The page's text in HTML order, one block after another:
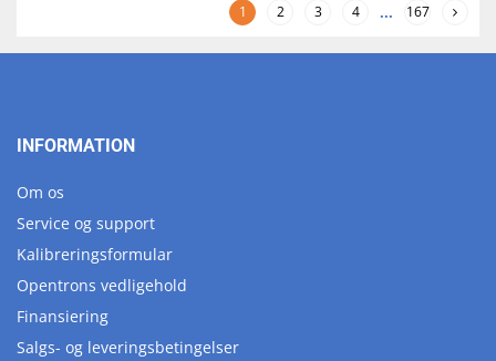
1 2 3 4 ... 167
INFORMATION
Om os
Service og support
Kalibreringsformular
Opentrons vedligehold
Finansiering
Salgs- og leveringsbetingelser